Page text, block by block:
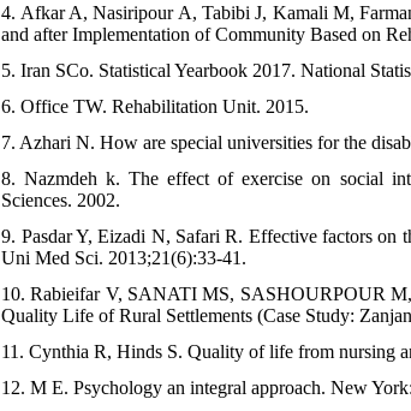
4. Afkar A, Nasiripour A, Tabibi J, Kamali M,
and after Implementation of Community Based on
5. Iran SCo. Statistical Yearbook 2017. National
6. Office TW. Rehabilitation Unit. 2015.
7. Azhari N. How are special universities for the
8. Nazmdeh k. The effect of exercise on social
Sciences. 2002.
9. Pasdar Y, Eizadi N, Safari R. Effective factors
Uni Med Sci. 2013;21(6):33-41.
10. Rabieifar V, SANATI MS, SASHOURPOUR
Quality Life of Rural Settlements (Case Study:
11. Cynthia R, Hinds S. Quality of life from nursing
12. M E. Psychology an integral approach. New